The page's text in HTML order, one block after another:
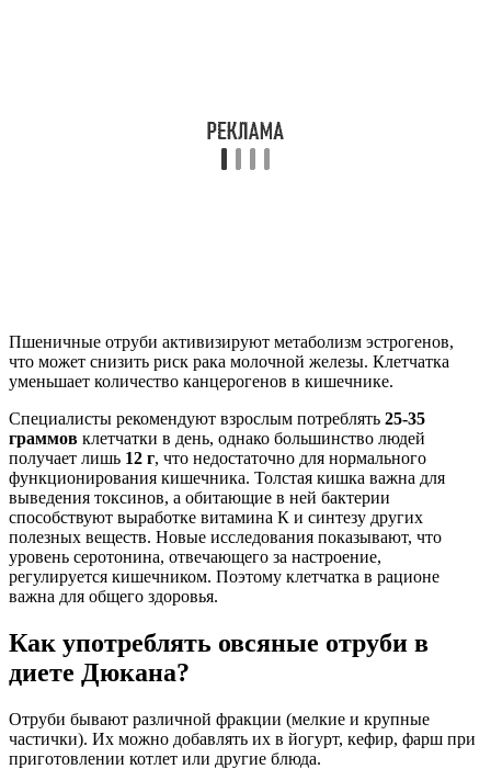
Пшеничные отруби активизируют метаболизм эстрогенов,
что может снизить риск рака молочной железы. Клетчатка
уменьшает количество канцерогенов в кишечнике.
Специалисты рекомендуют взрослым потреблять 25-35
граммов клетчатки в день, однако большинство людей
получает лишь 12 г, что недостаточно для нормального
функционирования кишечника. Толстая кишка важна для
выведения токсинов, а обитающие в ней бактерии
способствуют выработке витамина К и синтезу других
полезных веществ. Новые исследования показывают, что
уровень серотонина, отвечающего за настроение,
регулируется кишечником. Поэтому клетчатка в рационе
важна для общего здоровья.
Как употреблять овсяные отруби в
диете Дюкана?
Отруби бывают различной фракции (мелкие и крупные
частички). Их можно добавлять их в йогурт, кефир, фарш при
приготовлении котлет или другие блюда.